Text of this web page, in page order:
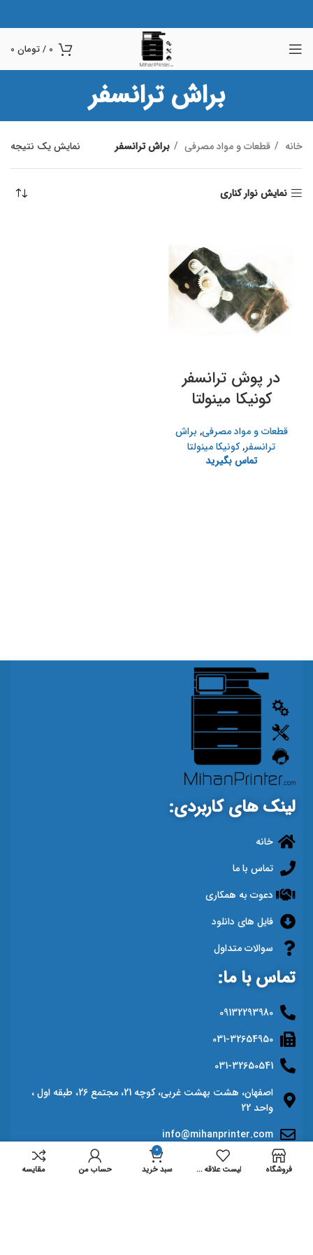
0
/تومان
براش ترانسفر
خانه قطعات و مواد مصرفی براش ترانسفر نمایش یک نتیجه
نمایش نوار کناری
در پوش ترانسفر
کونیکا مینولتا
قطعات و مواد مصرفی, براش
ترانسفر,کونیکا مینولتا
تماس بگیرید
لینک های کاربردی:
خانه
تماس با ما
دعوت به همکاری
فایل های دانلود
سوالات متداول
تماس با ما:
09132293980
031-32654950
031-32650541
اصفهان، هشت بهشت غربی، کوچه 21، مجتمع 26، طبقه اول ،
واحد 22
info@mihanprinter.com
فروشگاه لیست علاقه مندی ها
0
سبد خرید حساب من مقايسه